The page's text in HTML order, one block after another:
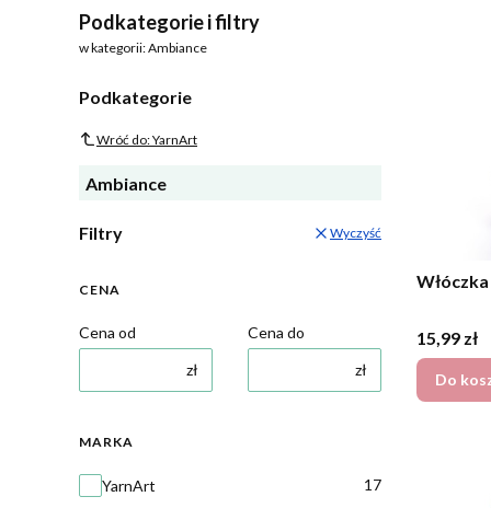
Podkategorie i filtry
w kategorii: Ambiance
Podkategorie
Wróć do: YarnArt
Ambiance
Filtry Wyczyść
CENA
Cena od
zł
Cena do
zł
MARKA
Marka
YarnArt 17
Cena
15,99 zł
Do